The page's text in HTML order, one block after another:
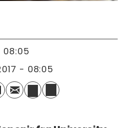
08:05
- 08:05